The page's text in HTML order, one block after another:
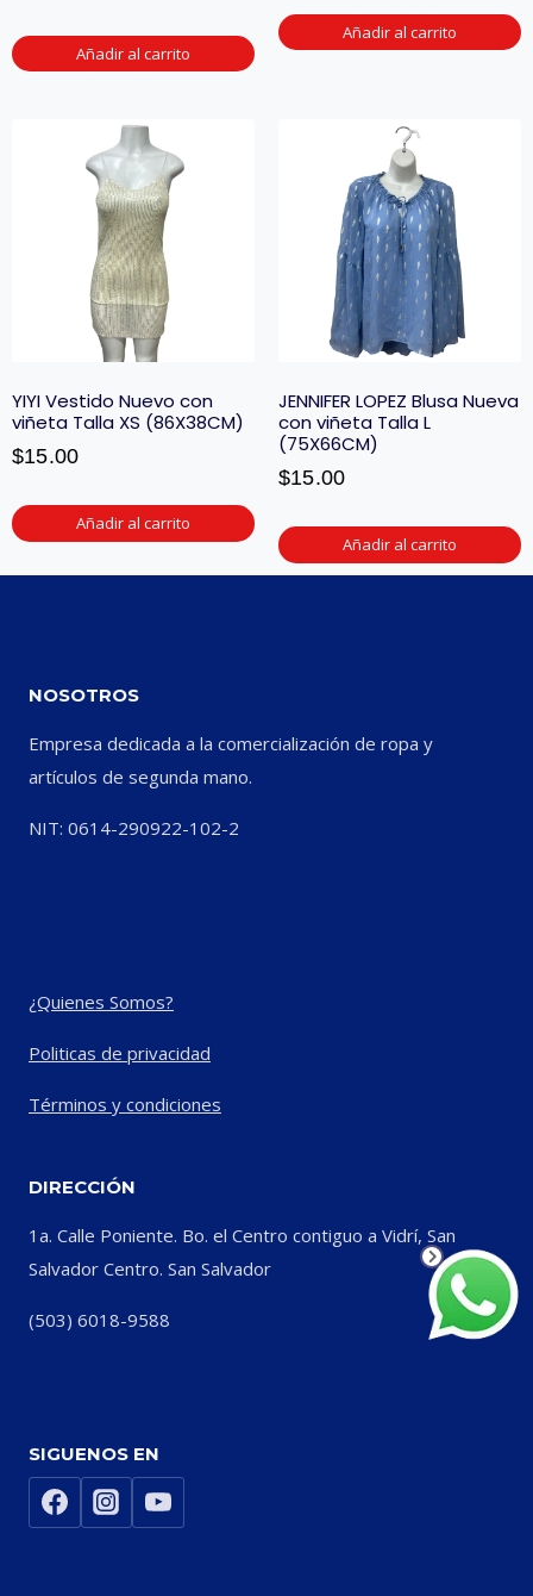
Añadir al carrito
Añadir al carrito
YIYI Vestido Nuevo con
viñeta Talla XS (86X38CM)
$15.00
Añadir al carrito
JENNIFER LOPEZ Blusa Nueva
con viñeta Talla L
(75X66CM)
$15.00
Añadir al carrito
NOSOTROS
Empresa dedicada a la comercialización de ropa y
artículos de segunda mano.
NIT: 0614-290922-102-2
¿Quienes Somos?
Politicas de privacidad
Términos y condiciones
DIRECCIÓN
1a. Calle Poniente. Bo. el Centro contiguo a Vidrí, San
Salvador Centro. San Salvador
(503) 6018-9588
SIGUENOS EN